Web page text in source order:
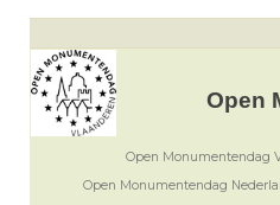
Open
Open Monumentendag
Open Monumentendag